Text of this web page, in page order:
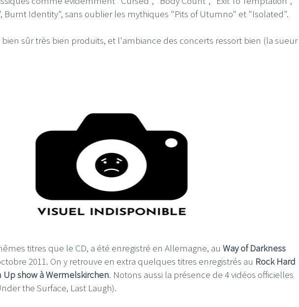
Burnt Identity", sans oublier les mythiques "Pits of Utumno" et "Isolated".
sûr très bien produits, et l'ambiance des concerts ressort bien (la
titres que le CD, a été enregistré en Allemagne, au Way of Darkness
2011. On y retrouve en extra quelques titres enregistrés au Rock Hard
Up show à Wermelskirchen. Notons aussi la présence de 4 vidéos officielles
the Surface, Last Laugh).
LE GROS RIFFIFI –
LE GROS RIFFIFI – Surfin’